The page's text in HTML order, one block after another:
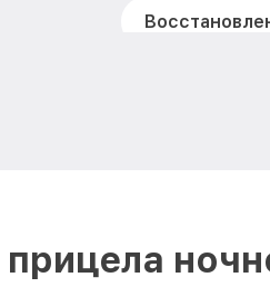
Ремонт
устройств